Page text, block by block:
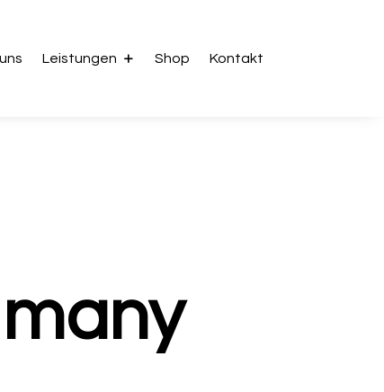
Leistungen Shop Kontakt